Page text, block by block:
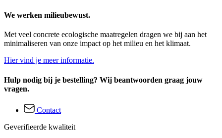
We werken milieubewust.
Met veel concrete ecologische maatregelen dragen we bij aan het
minimaliseren van onze impact op het milieu en het klimaat.
Hier vind je meer informatie.
Hulp nodig bij je bestelling? Wij beantwoorden graag jouw
vragen.
Contact
Geverifieerde kwaliteit